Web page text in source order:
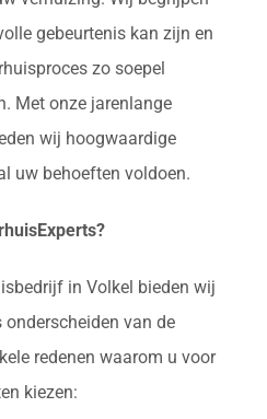
gebeurtenis kan zijn en
zo soepel
Met onze jarenlange
wij hoogwaardige
uw behoeften voldoen.
in Volkel bieden wij
van de
redenen waarom u voor
kiezen: